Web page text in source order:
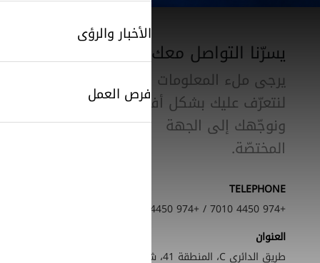
الأخبار والرؤى
فرص العمل
يسرّنا التواصل معك
يرجى ملء المعلومات أدناه
لنتعرّف عليك بشكل أفضل
ونوجّهك إلى الجهة
المختصّة.
TELEPHONE
+974 4450 7010 / +974 4450 7020
العنوان